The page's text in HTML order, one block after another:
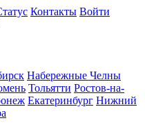
Контакты Войти
Набережные Челны
Тольятти Ростов-на-
Екатеринбург Нижний